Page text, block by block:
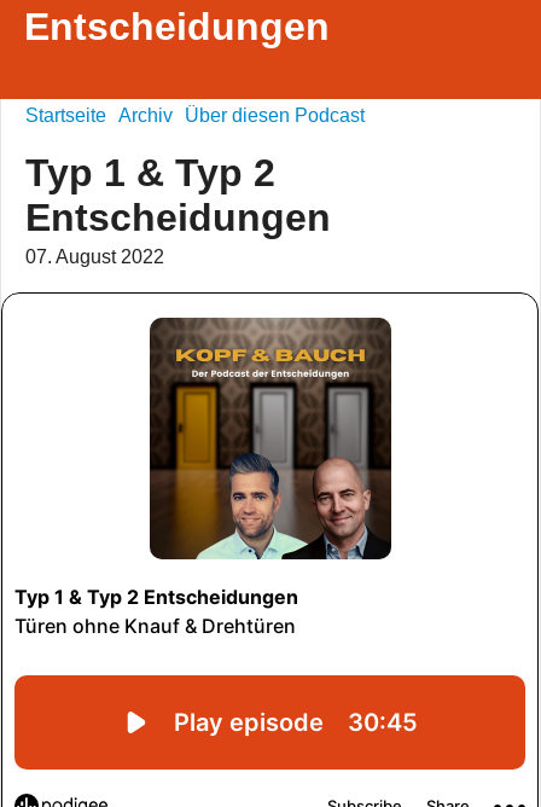
Entscheidungen
Startseite Archiv Über diesen Podcast
Typ 1 & Typ 2
Entscheidungen
07. August 2022